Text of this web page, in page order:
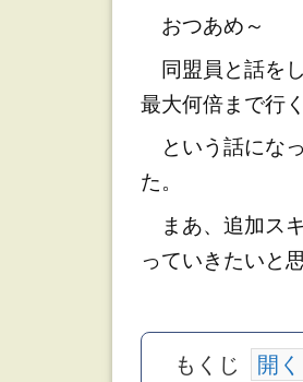
おつあめ～
同盟員と話を
最大何倍まで行
という話にな
た。
まあ、追加ス
っていきたいと
もくじ